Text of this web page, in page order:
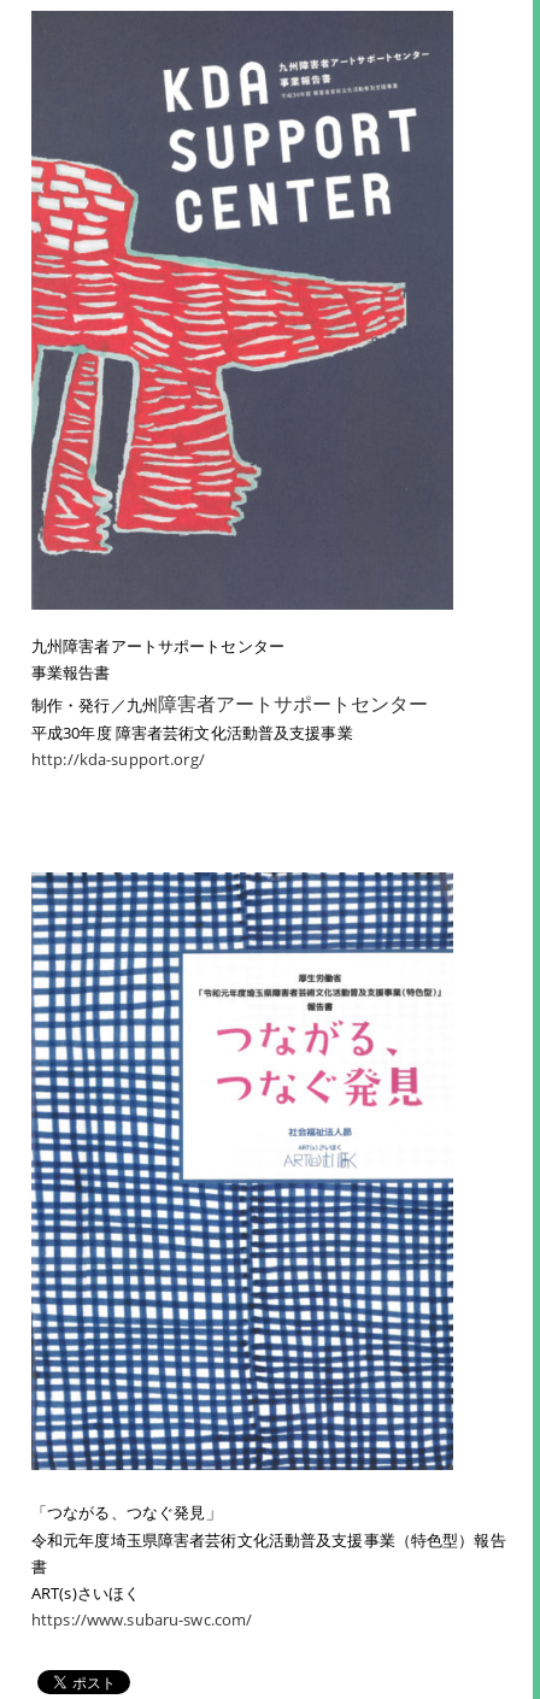
九州障害者アートサポートセンター
事業報告書
制作・発行／九州障害者アートサポートセンター
平成30年度 障害者芸術文化活動普及支援事業
http://kda-support.org/
「つながる、つなぐ発見 」
令和元年度埼玉県障害者芸術文化活動普及支援事業（特色型）報告
書
ART(s)さいほく
https://www.subaru-swc.com/